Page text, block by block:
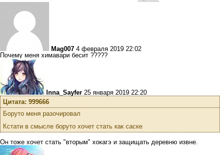
Mag007 4 февраля 2019 22:02
Почему меня химавари бесит ?????
Inna_Sayfer 25 января 2019 22:20
Цитата: 999666
Боруто меня разочировал
Кстати в смысле боруто хочет стать как саске
Он тоже хочет стать "вторым" хокагэ и защищать деревню извне.